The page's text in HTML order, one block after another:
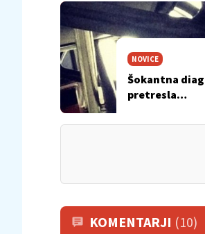
NOVICE
Šokantna
pretresla
KOMENTARJI (10)